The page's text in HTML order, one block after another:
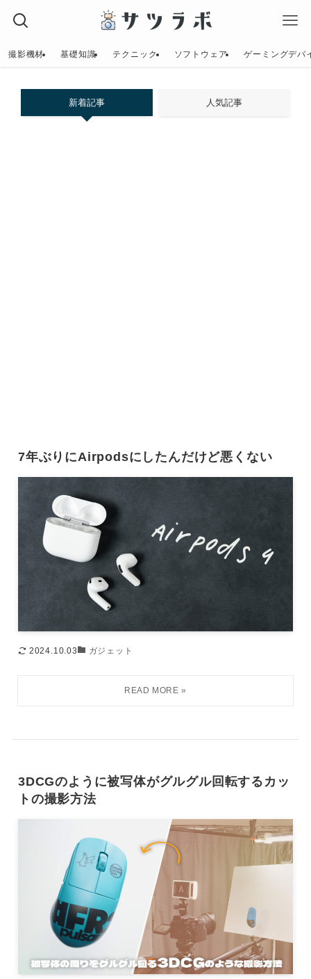
撮影機材 基礎知識 テクニック ソフトウェア ゲーミングデバ
新着記事 人気記事
7年ぶりにAirpodsにしたんだけど悪くない
2024.10.03 ガジェット
3DCGのように被写体がグルグル回転するカッ
トの撮影方法